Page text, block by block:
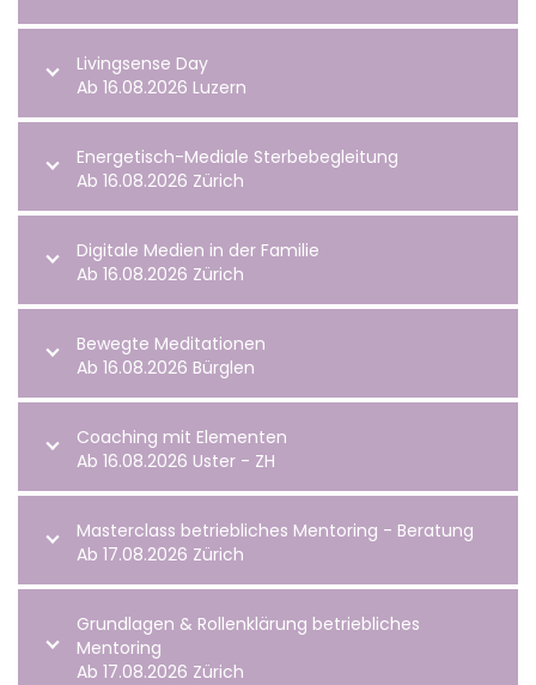
Livingsense Day
Ab 16.08.2026 Luzern
Energetisch-Mediale Sterbebegleitung
Ab 16.08.2026 Zürich
Digitale Medien in der Familie
Ab 16.08.2026 Zürich
Bewegte Meditationen
Ab 16.08.2026 Bürglen
Coaching mit Elementen
Ab 16.08.2026 Uster - ZH
Masterclass betriebliches Mentoring - Beratung
Ab 17.08.2026 Zürich
Grundlagen & Rollenklärung betriebliches
Mentoring
Ab 17.08.2026 Zürich